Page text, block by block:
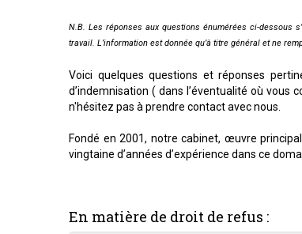
N.B. Les réponses aux questions énumérées ci-dessous
travail. L’information est donnée qu’à titre général et ne
Voici quelques questions et réponses
d’indemnisation ( dans l’éventualité où
n'hésitez pas à prendre contact avec nous.
Fondé en 2001, notre cabinet, œuvre
vingtaine d’années d’expérience dans ce
En matière de droit de refus :